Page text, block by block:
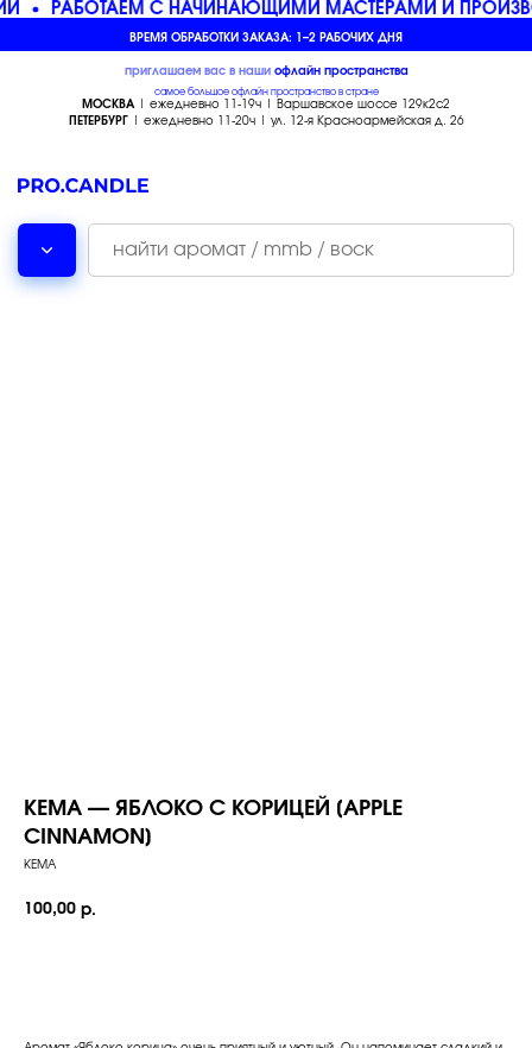
РАБОТАЕМ С НАЧИНАЮЩИМИ МАСТЕРАМИ И
ВРЕМЯ ОБРАБОТКИ ЗАКАЗА: 1–2 РАБОЧИХ ДНЯ
приглашаем вас в наши офлайн пространства
самое большое офлайн пространство в стране
МОСКВА| ежедневно 11-19ч | Варшавское шоссе 129к2с2
ПЕТЕРБУРГ| ежедневно 11-20ч | ул. 12-я Красноармейская д. 26
КЕМА — ЯБЛОКО С КОРИЦЕЙ [APPLE
CINNAMON]
KEMA
100,00 р.